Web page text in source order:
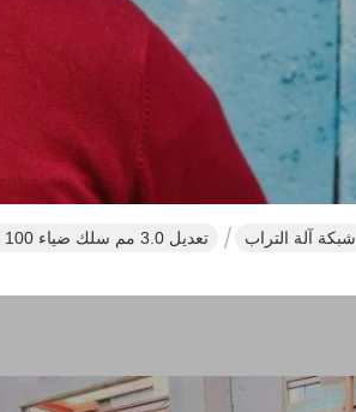
شبكة آلة التراب تعديل 3.0 مم سلك ضياء 100 × 120 ملم التراب مش آلة حماية LNWL4 روكفل